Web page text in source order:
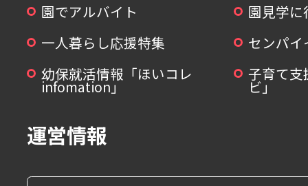
園でアルバイト
園見学
一人暮らし応援特集
センパ
幼保就活情報「ほいコレ
infomation」
子育て支
ビ」
運営情報